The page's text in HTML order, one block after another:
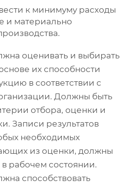
к минимуму расходы
и материально
оценивать и выбирать
их способности
в соответствии с
Должны быть
отбора, оценки и
Записи результатов
необходимых
из оценки, должны
рабочем состоянии.
способствовать